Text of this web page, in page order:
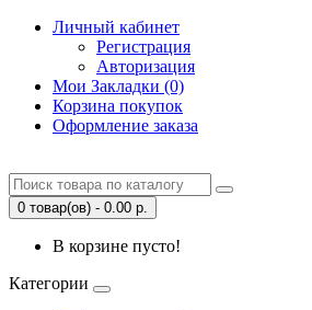
Личный кабинет
Регистрация
Авторизация
Мои Закладки (0)
Корзина покупок
Оформление заказа
0 товар(ов) - 0.00 р.
В корзине пусто!
Категории